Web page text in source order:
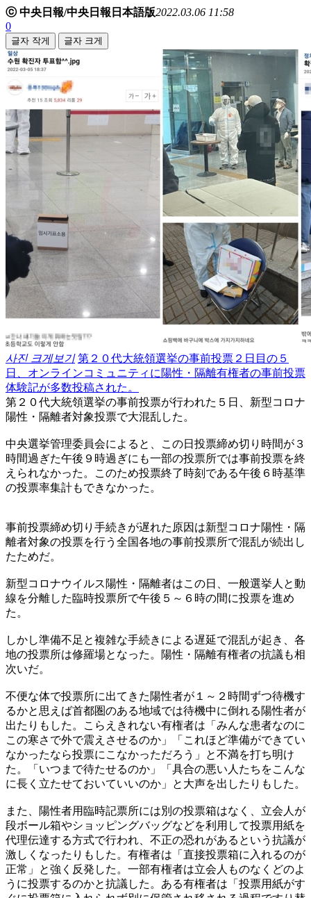
ⓒ 中央日報/中央日報日本語版2022.03.06 11:58
0
글자 작게 글자 크게
사진 크게보기 第２０代大統領選挙の事前投票２日目の５
日、オンラインコミュニティに陽性・隔離有権者の事前投票
体験記が多数投稿された。
第２０代大統領選挙の事前投票が行われた５日、新型コロナ
陽性・隔離者対象投票で大混乱した。
中央選挙管理委員会によると、この日投票締め切り時間が３
時間過ぎた午後９時過ぎにも一部の投票所では事前投票を終
えられなかった。このため投票終了時刻である午後６時基準
の投票率集計もできなかった。
事前投票締め切り手続きが遅れた原因は新型コロナ陽性・隔
離者対象の投票を行う全国各地の事前投票所で混乱が続出し
たためだ。
新型コロナウイルス陽性・隔離者はこの日、一般選挙人と動
線を分離した臨時投票所で午後５～６時の間に投票を進め
た。
しかし準備不足と複雑な手続きによる遅延で混乱が起き、各
地の投票所は修羅場となった。陽性・隔離有権者の抗議も相
次いだ。
不便な体で投票所に出てきた陽性者が１～２時間ずつ待機す
るかと思えば首都圏のある地域では待機中に倒れる陽性者が
出たりもした。こらえきれない有権者は「みんな患者なのに
この寒さで外で震えさせるのか」「これほど準備ができてい
なかったなら投票にこなかっただろう」と不満を打ち明け
た。「いつまで待たせるのか」「具合の悪い人たちをこんな
に長く立たせておいていいのか」と大声を出したりもした。
また、陽性者用臨時記票所には別の投票箱はなく、立会人が
段ボール箱やショッピングバッグなどを利用して投票用紙を
代理伝達する方式で行われ、不正の恐れがあるという抗議が
激しくなったりもした。有権者は「直接投票箱に入れるのが
正常」と強く反発した。一部有権者は立会人ものなくどのよ
うに投票するのかと抗議した。ある有権者は「投票用紙がす